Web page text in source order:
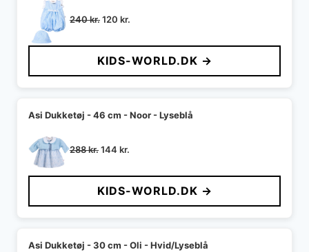
240kr.Den
pris
var:
240 kr..
120 kr.
pris
er:
120 kr..
KIDS-WORLD.DK →
Asi Dukketøj - 46 cm - Noor - Lyseblå
288kr.Den
pris
var:
288 kr..
144 kr.
pris
er:
144 kr..
KIDS-WORLD.DK →
Asi Dukketøj - 30 cm - Oli - Hvid/Lyseblå